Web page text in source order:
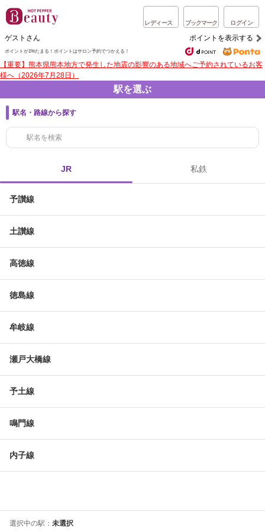
レディース ブックマーク ログイン
ゲストさん ポイントを表示する
ポイントが1%たまる！ ポイントはサロン予約でつかえる！
【重要】熊本県熊本地方で発生した地震の影響のある地域へご予約されているお客
様へ（2026年7月28日）
駅を選ぶ
駅名・路線から探す
JR 私鉄
予讃線
土讃線
高徳線
徳島線
牟岐線
瀬戸大橋線
予土線
鳴門線
内子線
選択中の駅： 未選択